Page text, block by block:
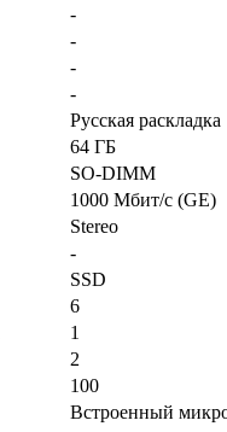
-
-
-
-
Русская раскладка
64 ГБ
SO-DIMM
1000 Мбит/с (GE)
Stereo
-
SSD
6
1
2
100
Встроенный